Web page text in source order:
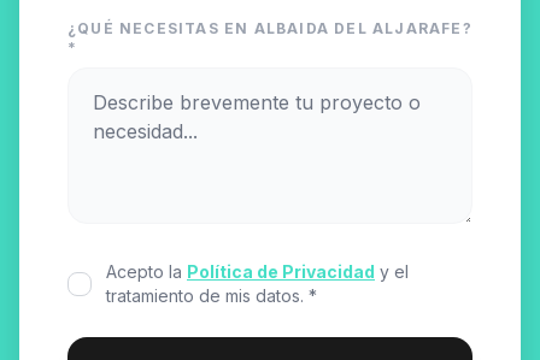
¿QUÉ NECESITAS EN ALBAIDA DEL ALJARAFE?
*
Acepto la Política de Privacidad y el
tratamiento de mis datos. *